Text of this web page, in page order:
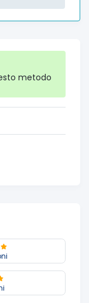
metodo